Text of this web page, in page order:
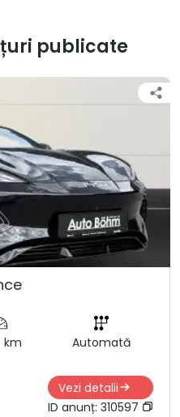
publicate
km Automată
Vezi detalii
ID anunț: 310597